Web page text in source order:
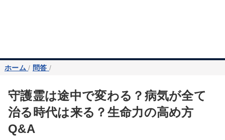
ホーム / 問答 /
守護霊は途中で変わる？病気が全て
治る時代は来る？生命力の高め方
Q&A